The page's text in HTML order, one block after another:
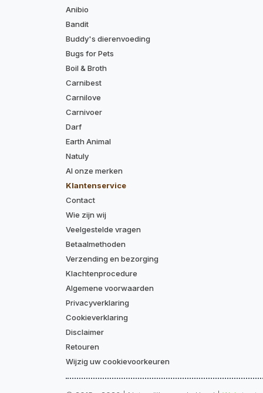
Anibio
Bandit
Buddy's dierenvoeding
Bugs for Pets
Boil & Broth
Carnibest
Carnilove
Carnivoer
Darf
Earth Animal
Natuly
Al onze merken
Klantenservice
Contact
Wie zijn wij
Veelgestelde vragen
Betaalmethoden
Verzending en bezorging
Klachtenprocedure
Algemene voorwaarden
Privacyverklaring
Cookieverklaring
Disclaimer
Retouren
Wijzig uw cookievoorkeuren